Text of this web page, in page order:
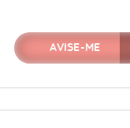
AVISE-ME